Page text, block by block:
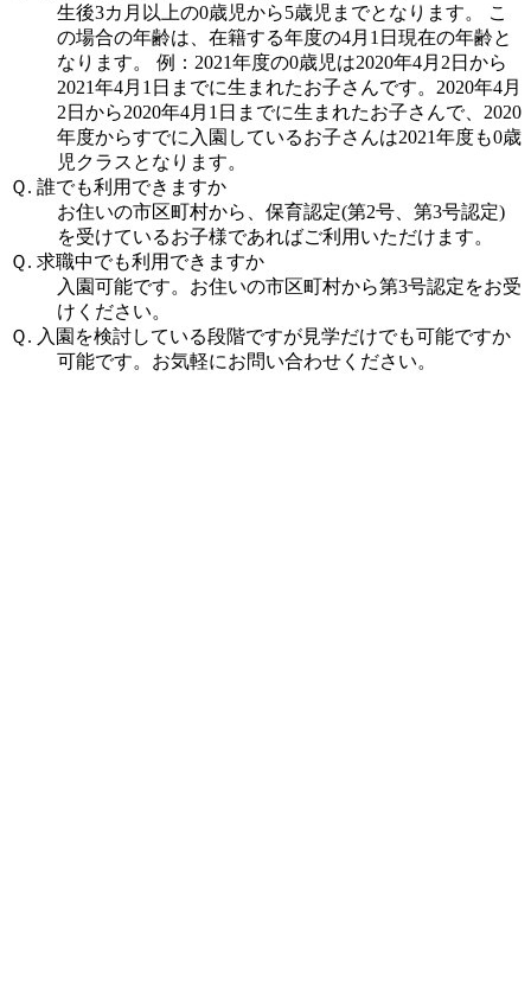
生後3カ月以上の0歳児から5歳児までとなります。 こ
の場合の年齢は、在籍する年度の4月1日現在の年齢と
なります。 例：2021年度の0歳児は2020年4月2日から
2021年4月1日までに生まれたお子さんです。2020年4月
2日から2020年4月1日までに生まれたお子さんで、2020
年度からすでに入園しているお子さんは2021年度も0歳
児クラスとなります。
Ｑ. 誰でも利用できますか
お住いの市区町村から、保育認定(第2号、第3号認定)
を受けているお子様であればご利用いただけます。
Ｑ. 求職中でも利用できますか
入園可能です。お住いの市区町村から第3号認定をお受
けください。
Ｑ. 入園を検討している段階ですが見学だけでも可能ですか
可能です。お気軽にお問い合わせください。